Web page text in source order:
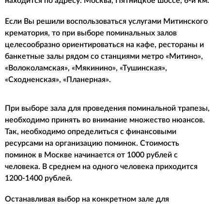
Если Вы решили воспользоваться услугами Митинского
крематория, то при выборе поминальных залов
целесообразно ориентироваться на кафе, рестораны и
банкетные залы рядом со станциями метро «Митино»,
«Волоколамская», «Мякинино», «Тушинская»,
«Сходненская», «Планерная».
При выборе зала для проведения поминальной трапезы,
необходимо принять во внимание множество нюансов.
Так, необходимо определиться с финансовыми
ресурсами на организацию поминок. Стоимость
поминок в Москве начинается от 1000 рублей с
человека. В среднем на одного человека приходится
1200-1400 рублей.
Останавливая выбор на конкретном зале для